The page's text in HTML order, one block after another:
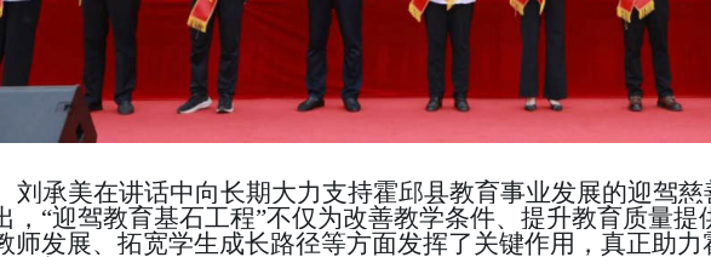
刘承美在讲话中向长期大力支持霍邱县教育事业发展的迎驾
， “迎驾教育基石工程”不仅为改善教学条件、提升教育质量
师发展、拓宽学生成长路径等方面发挥了关键作用，真正助